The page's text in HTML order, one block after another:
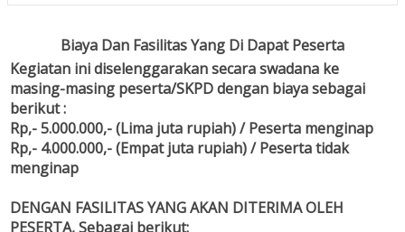
Biaya Dan Fasilitas Yang Di Dapat Peserta
Kegiatan ini diselenggarakan secara swadana ke
masing-masing peserta/SKPD dengan biaya sebagai
berikut :
Rp,- 5.000.000,- (Lima juta rupiah) / Peserta menginap
Rp,- 4.000.000,- (Empat juta rupiah) / Peserta tidak
menginap
DENGAN FASILITAS YANG AKAN DITERIMA OLEH
PESERTA, Sebagai berikut: